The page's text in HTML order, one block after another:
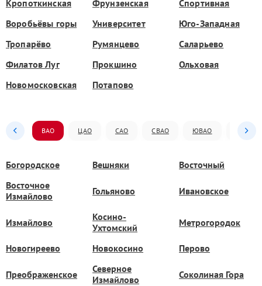
Кропоткинская Фрунзенская
Спортивная
Воробьёвы горы
Университет
Юго-Западная
Тропарёво
Румянцево
Саларьево
Филатов Луг
Прокшино
Ольховая
Новомосковская
Потапово
ВАО ЦАО САО СВАО ЮВАО ЮАО
Богородское Вешняки
Восточный
Восточное
Измайлово
Гольяново Ивановское
Измайлово
Косино-
Ухтомский
Метрогородок
Новогиреево Новокосино Перово
Преображенское
Северное
Измайлово
Соколиная Гора